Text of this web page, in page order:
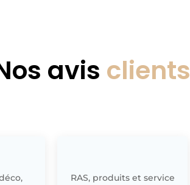
avis clients
RAS, produits et service